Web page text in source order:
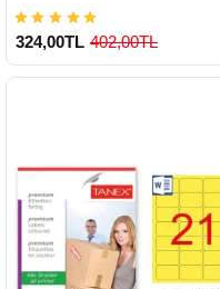
900 TL Üzeri Kargo Ücretsiz
324,00TL 402,00TL